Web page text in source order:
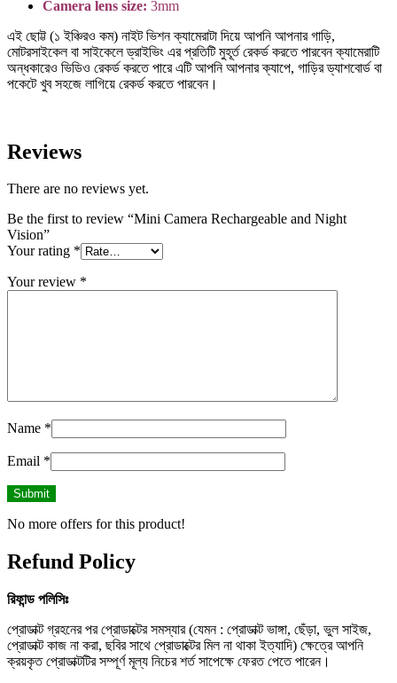
Camera lens size: 3mm
এই ছোট্ট (১ ইঞ্চিরও কম) নাইট ভিশন ক্যামেরাটা দিয়ে আপনি আপনার গাড়ি,
মোটরসাইকেল বা সাইকেলে ড্রাইভিং এর প্রতিটি মুহূর্ত রেকর্ড করতে পারবেন ক্যামেরাটি
অন্ধকারেও ভিডিও রেকর্ড করতে পারে এটি আপনি আপনার ক্যাপে, গাড়ির ড্যাশবোর্ড বা
পকেটে খুব সহজে লাগিয়ে রেকর্ড করতে পারবেন।
Reviews
There are no reviews yet.
Be the first to review “Mini Camera Rechargeable and Night
Vision”
Your rating *
Your review *
Name *
Email *
No more offers for this product!
Refund Policy
রিফান্ড পলিসিঃ
প্রোডাক্ট গ্রহনের পর প্রোডাক্টের সমস্যার (যেমন : প্রোডাক্ট ভাঙ্গা, ছেঁড়া, ভুল সাইজ,
প্রোডাক্ট কাজ না করা, ছবির সাথে প্রোডাক্টের মিল না থাকা ইত্যাদি) ক্ষেত্রে আপনি
ক্রয়কৃত প্রোডাক্টটির সম্পূর্ণ মূল্য নিচের শর্ত সাপেক্ষে ফেরত পেতে পারেন।